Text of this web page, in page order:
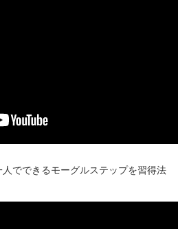
人でできるモーグルステップを習得法